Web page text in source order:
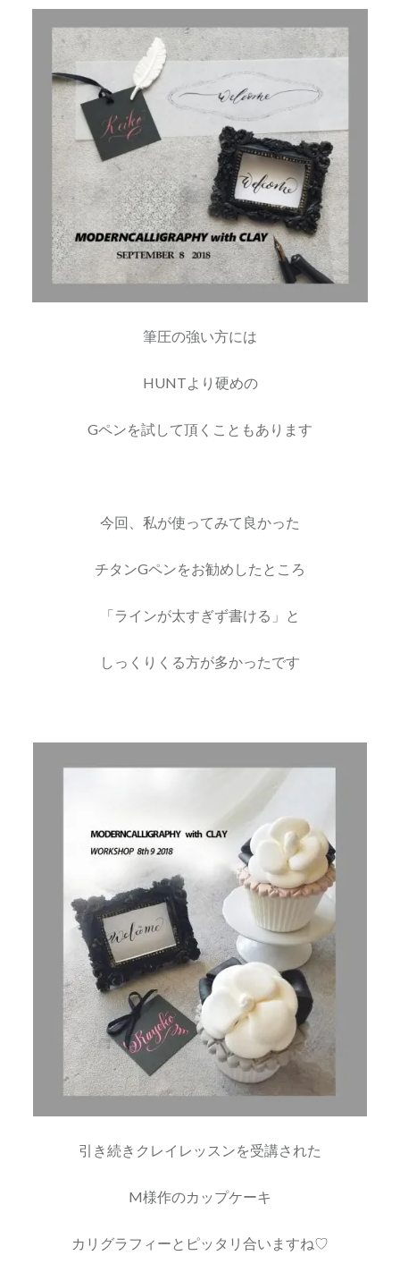
筆圧の強い方には
HUNTより硬めの
Gペンを試して頂くこともあります
今回、私が使ってみて良かった
チタンGペンをお勧めしたところ
「ラインが太すぎず書ける」と
しっくりくる方が多かったです
引き続きクレイレッスンを受講された
M様作のカップケーキ
カリグラフィーとピッタリ合いますね♡